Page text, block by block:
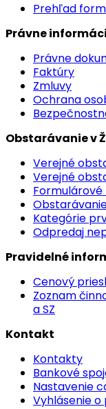
Prehľad
Právne
Právne
Faktúry
Zmluvy
Ochrana
Obstarávanie v
Verejné
Verejné
Formulárové
Kategórie
Odpredaj
Pravidelné
Cenový
Zoznam
a SZ
Kontakt
Kontakty
Bankové
Nastavenie
Vyhlásenie